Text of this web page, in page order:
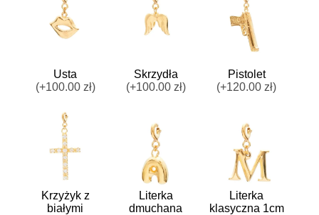
Usta
(+100.00 zł)
Skrzydła
(+100.00 zł)
Pistolet
(+120.00 zł)
Krzyżyk z
białymi
Literka
dmuchana
Literka
klasyczna 1cm